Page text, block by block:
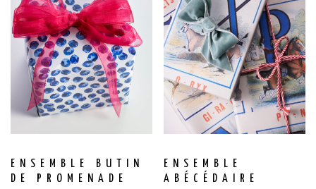
ENSEMBLE BUTIN
DE PROMENADE
ENSEMBLE
ABÉCÉDAIRE